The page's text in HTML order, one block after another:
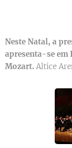
Neste Natal, a
apresenta-se em
Mozart. Altice